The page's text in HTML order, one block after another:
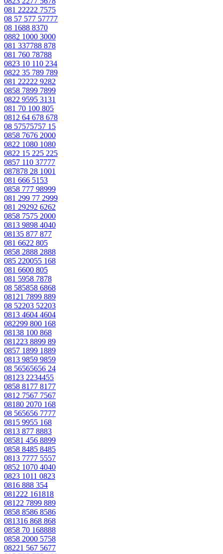
081 22222 7575
08 57 577 57777
08 1688 8370
0882 1000 3000
081 337788 878
081 760 78788
0823 10 110 234
0822 35 789 789
081 22222 9282
0858 7899 7899
0822 9595 3131
081 70 100 805
0812 64 678 678
08 57575757 15
0858 7676 2000
0822 1080 1080
0822 15 225 225
0857 110 37777
087878 28 1001
081 666 5153
0858 777 98999
081 299 77 2999
081 29292 6262
0858 7575 2000
0813 9898 4040
08135 877 877
081 6622 805
0858 2888 2888
085 220055 168
081 6600 805
081 5958 7878
08 585858 6868
08121 7899 889
08 52203 52203
0813 4604 4604
082299 800 168
08138 100 868
081223 8899 89
0857 1899 1889
0813 9859 9859
08 56565656 24
08123 2234455
0858 8177 8177
0812 7567 7567
08180 2070 168
08 565656 7777
0815 9955 168
0813 877 8883
08581 456 8899
0858 8485 8485
0813 7777 5557
0852 1070 4040
0823 1011 0823
0816 888 354
081222 161818
08122 7899 889
0858 8586 8586
081316 868 868
0858 70 168888
0858 2000 5758
08221 567 5677